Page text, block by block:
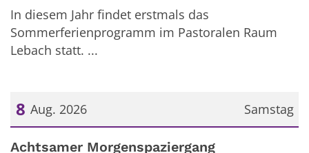
In diesem Jahr findet erstmals das
Sommerferienprogramm im Pastoralen Raum
Lebach statt. ...
Samstag
8 Aug. 2026
Datum: 8. August 2026
Achtsamer Morgenspaziergang